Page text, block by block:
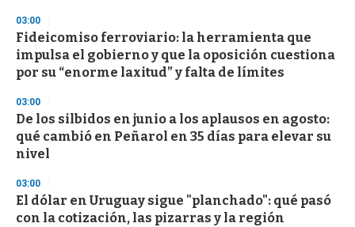
03:00
Fideicomiso ferroviario: la herramienta que
impulsa el gobierno y que la oposición cuestiona
por su “enorme laxitud” y falta de límites
03:00
De los silbidos en junio a los aplausos en agosto:
qué cambió en Peñarol en 35 días para elevar su
nivel
03:00
El dólar en Uruguay sigue "planchado": qué pasó
con la cotización, las pizarras y la región